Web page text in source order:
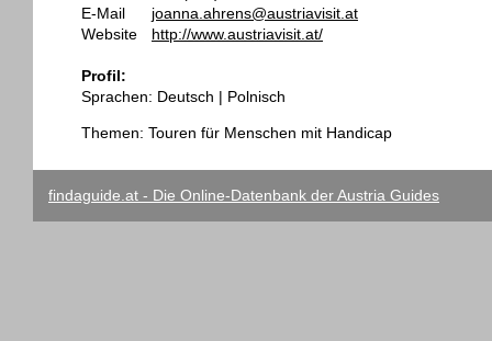
E-Mail
joanna.ahrens@austriavisit.at
Website
http://www.austriavisit.at/
Profil:
Sprachen: Deutsch | Polnisch
Themen: Touren für Menschen mit Handicap
findaguide.at - Die Online-Datenbank der Austria Guides